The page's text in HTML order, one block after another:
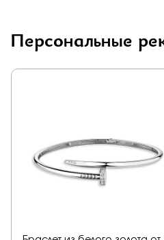
Персональные